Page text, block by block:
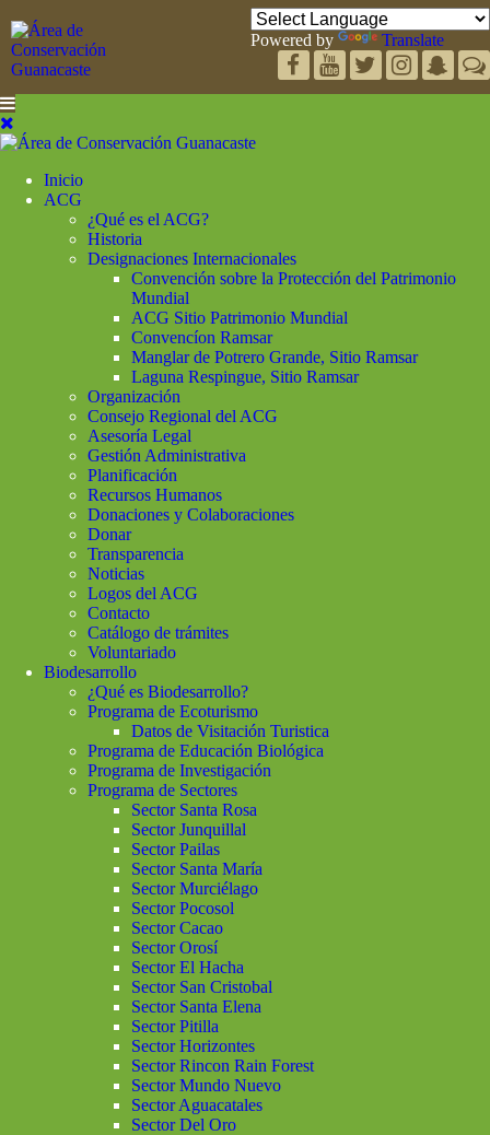
Powered by Translate
Inicio
ACG
¿Qué es el ACG?
Historia
Designaciones Internacionales
Convención sobre la Protección del Patrimonio
Mundial
ACG Sitio Patrimonio Mundial
Convencíon Ramsar
Manglar de Potrero Grande, Sitio Ramsar
Laguna Respingue, Sitio Ramsar
Organización
Consejo Regional del ACG
Asesoría Legal
Gestión Administrativa
Planificación
Recursos Humanos
Donaciones y Colaboraciones
Donar
Transparencia
Noticias
Logos del ACG
Contacto
Catálogo de trámites
Voluntariado
Biodesarrollo
¿Qué es Biodesarrollo?
Programa de Ecoturismo
Datos de Visitación Turistica
Programa de Educación Biológica
Programa de Investigación
Programa de Sectores
Sector Santa Rosa
Sector Junquillal
Sector Pailas
Sector Santa María
Sector Murciélago
Sector Pocosol
Sector Cacao
Sector Orosí
Sector El Hacha
Sector San Cristobal
Sector Santa Elena
Sector Pitilla
Sector Horizontes
Sector Rincon Rain Forest
Sector Mundo Nuevo
Sector Aguacatales
Sector Del Oro